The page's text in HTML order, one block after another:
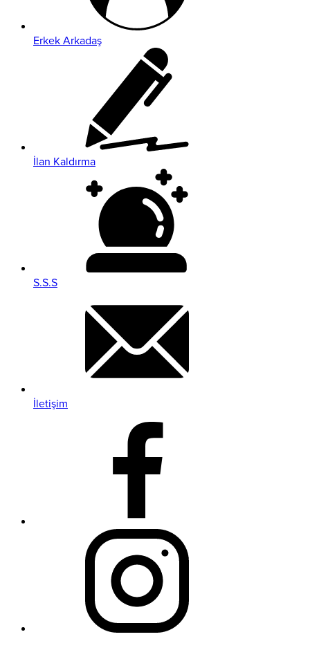
Erkek Arkadaş
İlan Kaldırma
S.S.S
İletişim